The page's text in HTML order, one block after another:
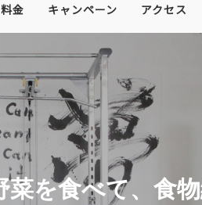
料金 キャンペーン アクセス
を食べて、食